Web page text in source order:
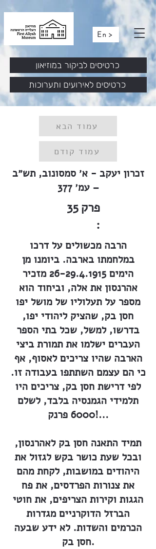
En >
כרטיסים לאירועים ותערוכות
כרטיסים לביקור במוזיאון
עמוד הבא
עמוד קודם
זכרון יעקב - א׳ סמסונוב, תש״ב
– עמ׳ 377
35 פרק
:
הרבה מכשולים על דרכו
במלחמתו בארבה. ביומנו מן
הימים 26-29.4.1915 מזכיר
אהרנסון את אלה, וביחוד הוא
מספר על תעלוליו של מושל יפו
חסן בק, שהציק ליהודי יפו,
בדרשו, למשל, שכל בתי הספר
העברים ישלמו את תמורת ביצי
הארבה שהיו צריכים לאסוף, אף
כי הם עצמם השתתפו בעבודה זו.
לפי דרישת חסן בק, צריכים היו
תלמידי הגמנסיה בלבד, לשלם
6000 פרנק!...
תמיד התאנה חסן בק לאהרנסון,
ובכל שעת כושר בקש לגזול את
היהודים במושבות, לקחת מהם
את צנורות הפרדסים, את פח
הגגות וקירות הצריפים, את חוטי
הברזל הדוקרניים מגדרות
הכרמים והשדות. לא ידע שבעה
חסן בק.